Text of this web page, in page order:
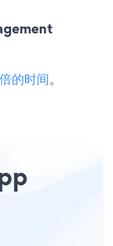
的时间。